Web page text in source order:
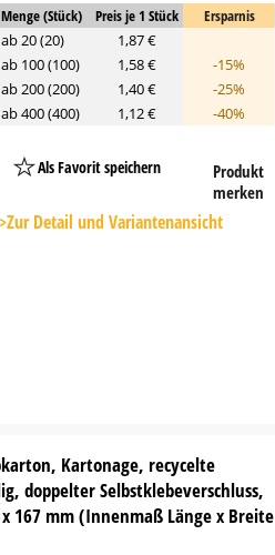
Menge (Stück) Preis je 1 Stück
Ersparnis
ab 20 (20)
1,87 €
ab 100 (100)
1,58 €
-15%
ab 200 (200)
1,40 €
-25%
ab 400 (400)
1,12 € -40%
Als Favorit speichern
Button
Produkt
merken
>Zur Detail und Variantenansicht
Kartonage, recycelte
doppelter Selbstklebeverschluss,
167 mm (Innenmaß Länge x Breite